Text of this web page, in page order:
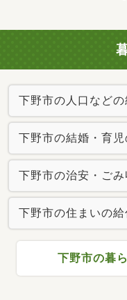
下野市の人口などの
下野市の結婚・育
下野市の治安・ごみ
下野市の住まいの給
下野市の暮